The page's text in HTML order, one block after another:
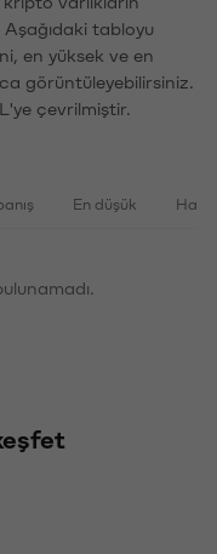
tabloyu
en yüksek ve en
görüntüleyebilirsiniz.
çevrilmiştir.
En düşük